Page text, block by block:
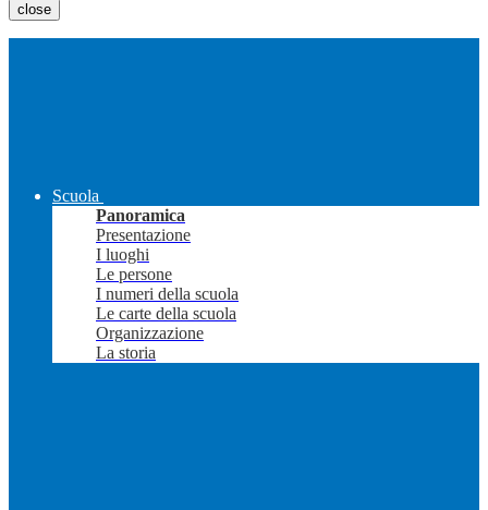
close
Scuola
Panoramica
Presentazione
I luoghi
Le persone
I numeri della scuola
Le carte della scuola
Organizzazione
La storia